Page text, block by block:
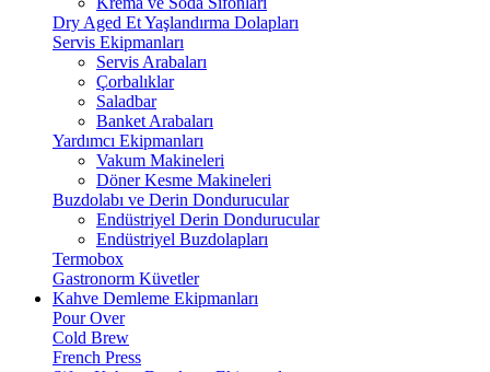
Dry Aged Et Yaşlandırma Dolapları
Servis Ekipmanları
Servis Arabaları
Çorbalıklar
Saladbar
Banket Arabaları
Yardımcı Ekipmanları
Vakum Makineleri
Döner Kesme Makineleri
Buzdolabı ve Derin Dondurucular
Endüstriyel Derin Dondurucular
Endüstriyel Buzdolapları
Termobox
Gastronorm Küvetler
Kahve Demleme Ekipmanları
Pour Over
Cold Brew
French Press